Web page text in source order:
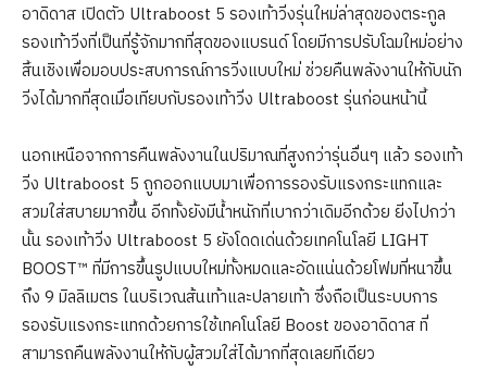
อาดิดาส เปิดตัว Ultraboost 5 รองเท้าวิ่งรุ่นใหม่ล่าสุดของตระกูล
รองเท้าวิ่งที่เป็นที่รู้จักมากที่สุดของแบรนด์ โดยมีการปรับโฉมใหม่อย่าง
สิ้นเชิงเพื่อมอบประสบการณ์การวิ่งแบบใหม่ ช่วยคืนพลังงานให้กับนัก
วิ่งได้มากที่สุดเมื่อเทียบกับรองเท้าวิ่ง Ultraboost รุ่นก่อนหน้านี้
นอกเหนือจากการคืนพลังงานในปริมาณที่สูงกว่ารุ่นอื่นๆ แล้ว รองเท้า
วิ่ง Ultraboost 5 ถูกออกแบบมาเพื่อการรองรับแรงกระแทกและ
สวมใส่สบายมากขึ้น อีกทั้งยังมีน้ำหนักที่เบากว่าเดิมอีกด้วย ยิ่งไปกว่า
นั้น รองเท้าวิ่ง Ultraboost 5 ยังโดดเด่นด้วยเทคโนโลยี LIGHT
BOOST™ ที่มีการขึ้นรูปแบบใหม่ทั้งหมดและอัดแน่นด้วยโฟมที่หนาขึ้น
ถึง 9 มิลลิเมตร ในบริเวณส้นเท้าและปลายเท้า ซึ่งถือเป็นระบบการ
รองรับแรงกระแทกด้วยการใช้เทคโนโลยี Boost ของอาดิดาส ที่
สามารถคืนพลังงานให้กับผู้สวมใส่ได้มากที่สุดเลยทีเดียว